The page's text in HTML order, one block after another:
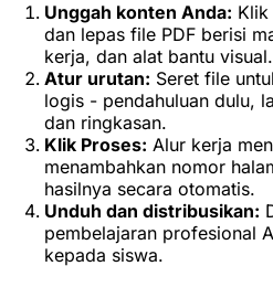
Unggah konten Anda: Klik
dan lepas file PDF berisi
kerja, dan alat bantu visual.
Atur urutan: Seret file
logis - pendahuluan dulu,
dan ringkasan.
Klik Proses: Alur kerja
menambahkan nomor
hasilnya secara otomatis.
Unduh dan distribusikan:
pembelajaran profesional
kepada siswa.